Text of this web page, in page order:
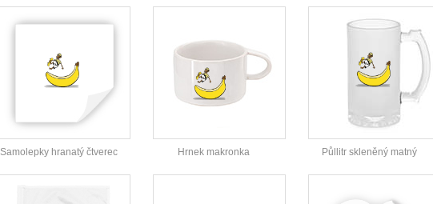
Samolepky hranatý čtverec Hrnek makronka Půllitr skleněný matný